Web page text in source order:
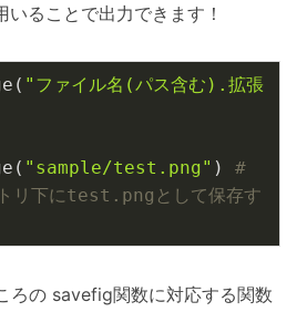
ることで出力できます！
"ファイル名(パス含む).拡張
"sample/test.png" ) #
リ下にtest.pngとして保存す
ろの savefig関数に対応する関数